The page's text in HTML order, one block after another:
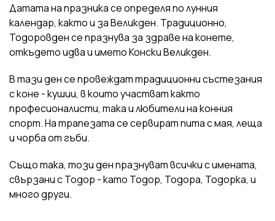
Датата на празника се определя по лунния
календар, както и за Великден. Традиционно,
Тодоровден се празнува за здраве на конете,
откъдето идва и името Конски Великден.
В тази ден се провеждат традиционни състезания
с коне - кушии, в които участват както
професионалисти, така и любители на конния
спорт. На трапезата се сервират пита с мая, леща
и чорба от гъби.
Също така, този ден празнуват всички с имената,
свързани с Тодор - като Тодор, Тодора, Тодорка, и
много други.